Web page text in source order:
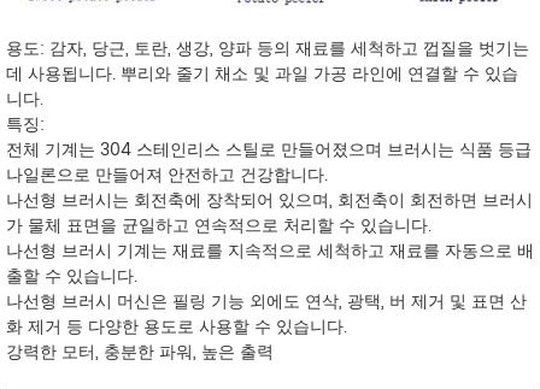
용도: 감자, 당근, 토란, 생강, 양파 등의 재료를 세척하고 껍질을 벗기는
데 사용됩니다. 뿌리와 줄기 채소 및 과일 가공 라인에 연결할 수 있습
니다.
특징:
전체 기계는 304 스테인리스 스틸로 만들어졌으며 브러시는 식품 등급
나일론으로 만들어져 안전하고 건강합니다.
나선형 브러시는 회전축에 장착되어 있으며, 회전축이 회전하면 브러시
가 물체 표면을 균일하고 연속적으로 처리할 수 있습니다.
나선형 브러시 기계는 재료를 지속적으로 세척하고 재료를 자동으로 배
출할 수 있습니다.
나선형 브러시 머신은 필링 기능 외에도 연삭, 광택, 버 제거 및 표면 산
화 제거 등 다양한 용도로 사용할 수 있습니다.
강력한 모터, 충분한 파워, 높은 출력